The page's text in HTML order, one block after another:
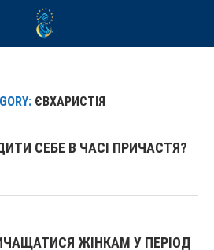
ЄВХАРИСТІЯ
СЕБЕ В ЧАСІ ПРИЧАСТЯ?
ЖІНКАМ У ПЕРІОД